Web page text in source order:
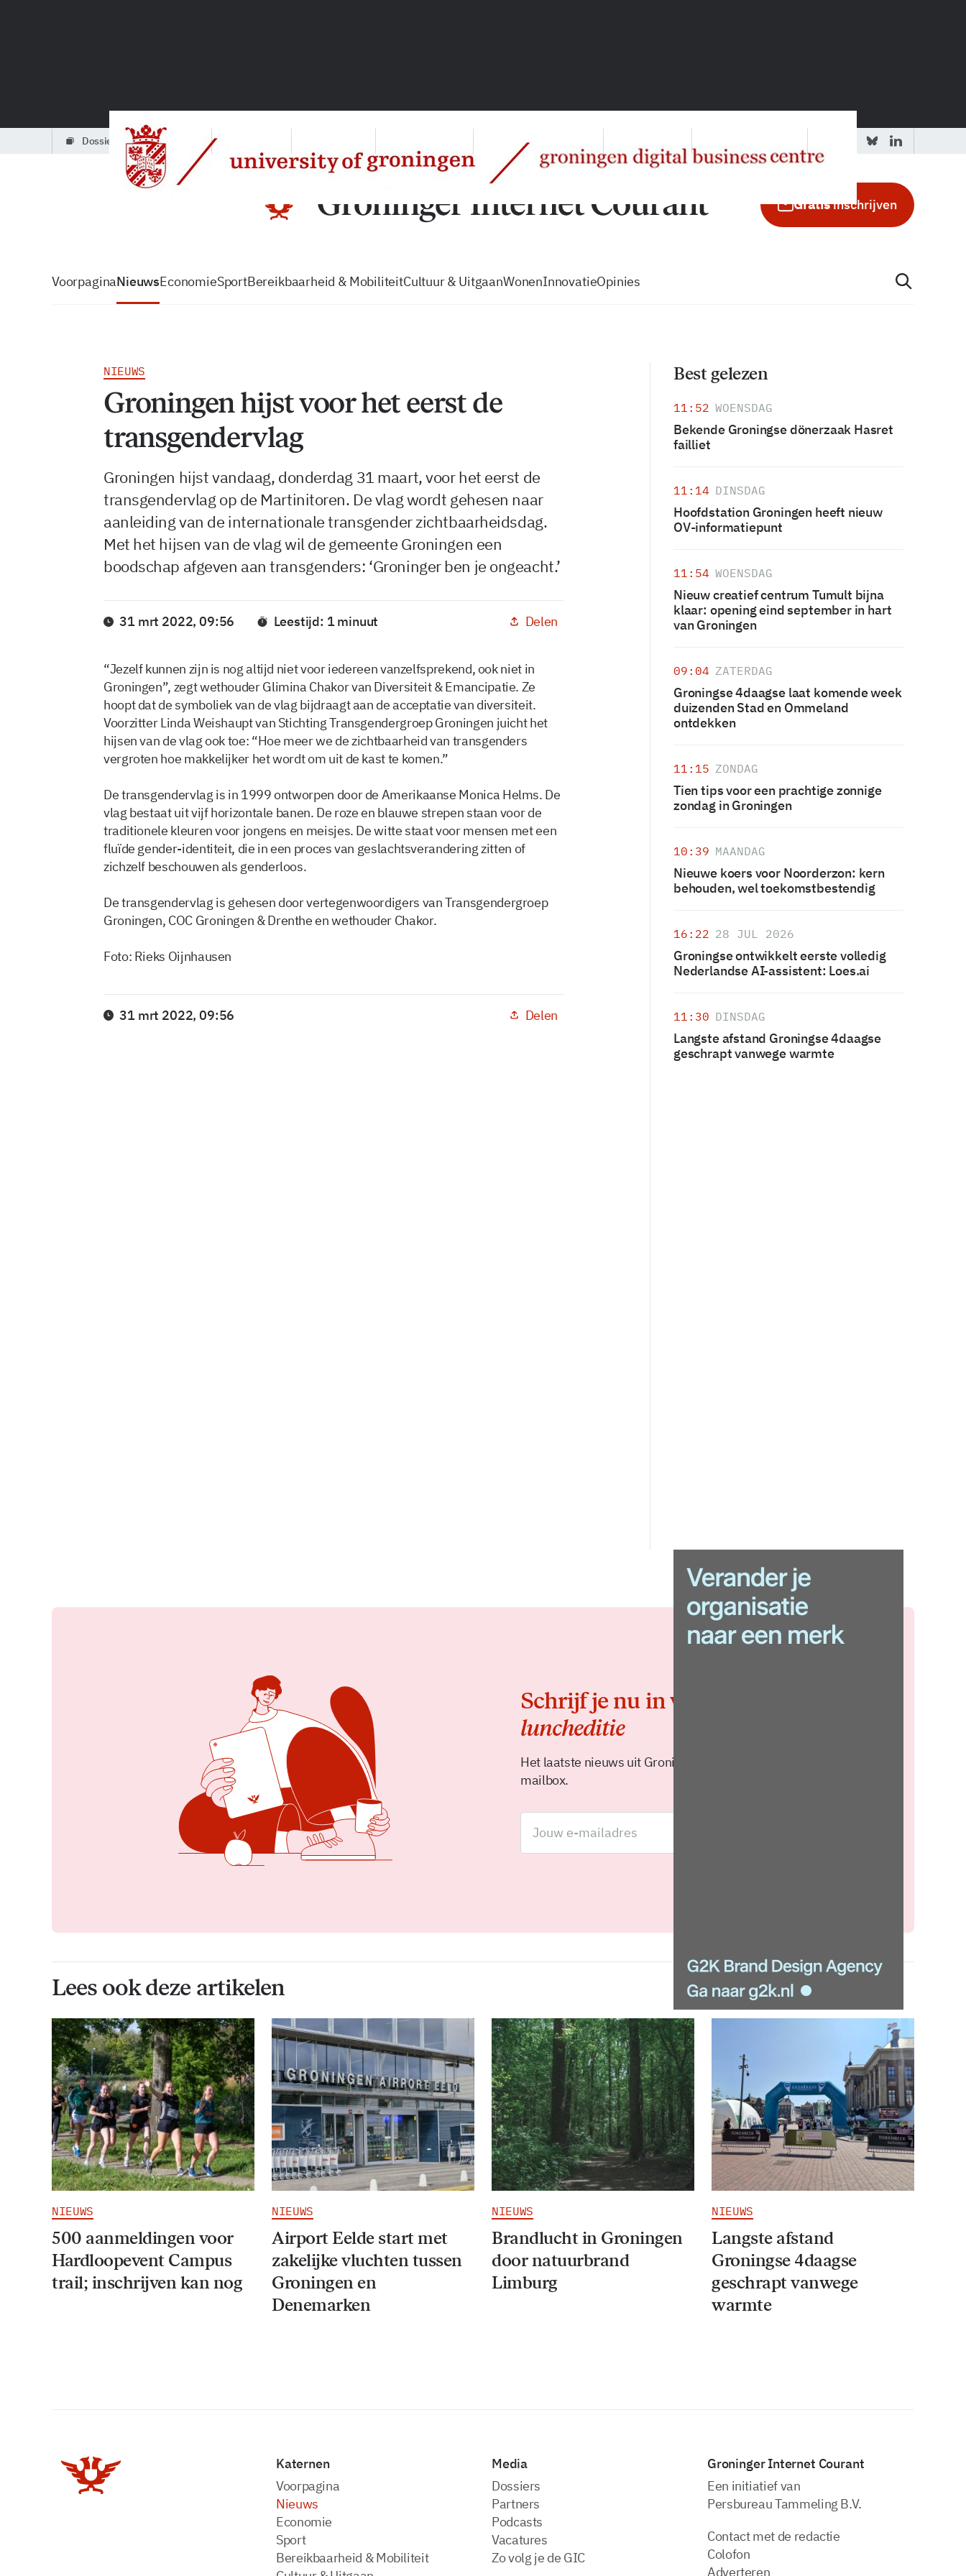
dossiers
Gratisinschrijven
VoorpaginaNieuwsEconomieSportBereikbaarheid & MobiliteitCultuur & UitgaanWonenInnovatieOpinies
NIEUWS
Groningen hijst voor het eerst de
transgendervlag
Groningen hijst vandaag, donderdag 31 maart, voor het eerst de
transgendervlag op de Martinitoren. De vlag wordt gehesen naar
aanleiding van de internationale transgender zichtbaarheidsdag.
Met het hijsen van de vlag wil de gemeente Groningen een
boodschap afgeven aan transgenders: ‘Groninger ben je ongeacht.’
31 mrt 2022, 09:56 Leestijd: 1 minuut Delen
“Jezelf kunnen zijn is nog altijd niet voor iedereen vanzelfsprekend, ook niet in
Groningen”, zegt wethouder Glimina Chakor van Diversiteit & Emancipatie. Ze
hoopt dat de symboliek van de vlag bijdraagt aan de acceptatie van diversiteit.
Voorzitter Linda Weishaupt van Stichting Transgendergroep Groningen juicht het
hijsen van de vlag ook toe: “Hoe meer we de zichtbaarheid van transgenders
vergroten hoe makkelijker het wordt om uit de kast te komen.”
De transgendervlag is in 1999 ontworpen door de Amerikaanse Monica Helms. De
vlag bestaat uit vijf horizontale banen. De roze en blauwe strepen staan voor de
traditionele kleuren voor jongens en meisjes. De witte staat voor mensen met een
fluïde gender-identiteit, die in een proces van geslachtsverandering zitten of
zichzelf beschouwen als genderloos.
De transgendervlag is gehesen door vertegenwoordigers van Transgendergroep
Groningen, COC Groningen & Drenthe en wethouder Chakor.
Foto: Rieks Oijnhausen
31 mrt 2022, 09:56 Delen
Best gelezen
11:52 WOENSDAG
Bekende Groningse dönerzaak Hasret
failliet
11:14 DINSDAG
Hoofdstation Groningen heeft nieuw
OV-informatiepunt
11:54 WOENSDAG
Nieuw creatief centrum Tumult bijna
klaar: opening eind september in hart
van Groningen
09:04 ZATERDAG
Groningse 4daagse laat komende week
duizenden Stad en Ommeland
ontdekken
11:15 ZONDAG
Tien tips voor een prachtige zonnige
zondag in Groningen
10:39 MAANDAG
Nieuwe koers voor Noorderzon: kern
behouden, wel toekomstbestendig
16:22 28 JUL 2026
Groningse ontwikkelt eerste volledig
Nederlandse AI-assistent: Loes.ai
11:30 DINSDAG
Langste afstand Groningse 4daagse
geschrapt vanwege warmte
Schrijf je nu in voor de
luncheditie
Het laatste nieuws uit Groningen elke middag in je
mailbox.
Lees ook deze artikelen
NIEUWS
500 aanmeldingen voor
Hardloopevent Campus
trail; inschrijven kan nog
NIEUWS
Airport Eelde start met
zakelijke vluchten tussen
Groningen en
Denemarken
NIEUWS
Brandlucht in Groningen
door natuurbrand
Limburg
NIEUWS
Langste afstand
Groningse 4daagse
geschrapt vanwege
warmte
Katernen
Voorpagina
Nieuws
Economie
Sport
Bereikbaarheid & Mobiliteit
Media
dossiers
partners
podcasts
vacatures
zo volg je de GIC
Groninger Internet Courant
Een initiatief van
Persbureau Tammeling B.V.
Contact met de redactie
Colofon
Adverteren